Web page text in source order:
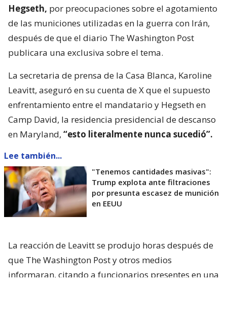
Hegseth, por preocupaciones sobre el agotamiento
de las municiones utilizadas en la guerra con Irán,
después de que el diario The Washington Post
publicara una exclusiva sobre el tema.
La secretaria de prensa de la Casa Blanca, Karoline
Leavitt, aseguró en su cuenta de X que el supuesto
enfrentamiento entre el mandatario y Hegseth en
Camp David, la residencia presidencial de descanso
en Maryland, “esto literalmente nunca sucedió”.
Lee también...
"Tenemos cantidades masivas":
Trump explota ante filtraciones
por presunta escasez de munición
en EEUU
La reacción de Leavitt se produjo horas después de
que The Washington Post y otros medios
informaran, citando a funcionarios presentes en una